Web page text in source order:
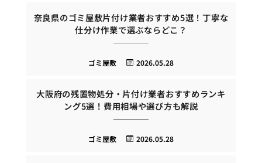
奈良県のゴミ屋敷片付け業者おすすめ5選！丁寧な
仕分け作業で選ぶならどこ？
2026.05.28
ゴミ屋敷
大阪府の残置物処分・片付け業者おすすめランキ
ング5選！費用相場や選び方も解説
2026.05.28
ゴミ屋敷